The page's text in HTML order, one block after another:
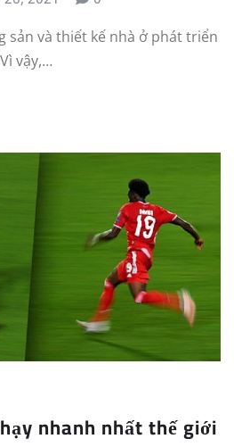
sản và thiết kế nhà ở phát triển
vậy,…
nhanh nhất thế giới